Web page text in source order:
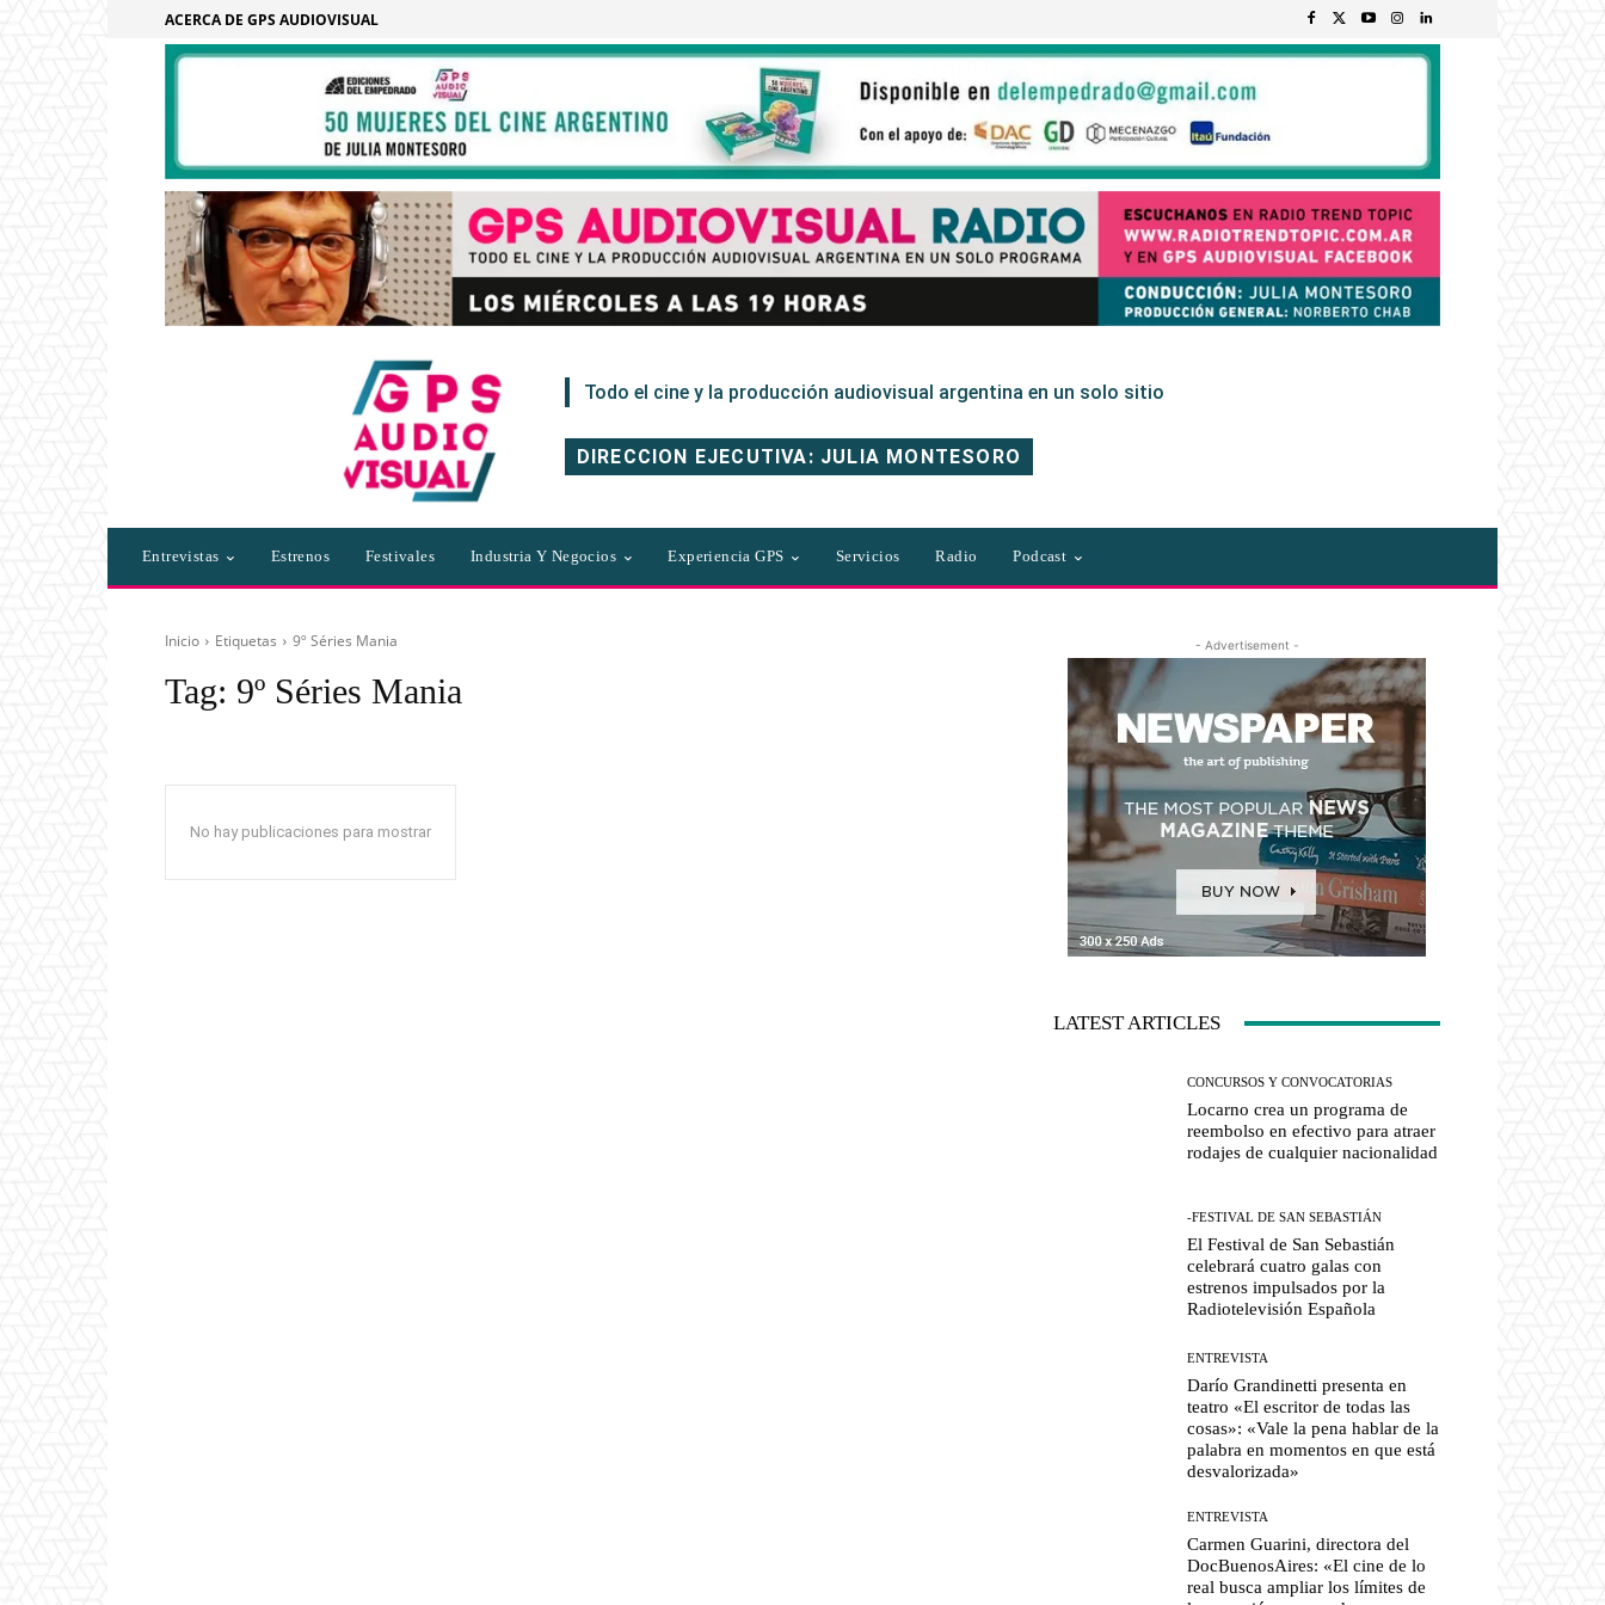
ACERCA DE GPS AUDIOVISUAL
Todo el cine y la producción audiovisual argentina en un solo sitio
DIRECCION EJECUTIVA: JULIA MONTESORO
Entrevistas Estrenos Festivales Industria Y Negocios Experiencia GPS Servicios Radio Podcast
Inicio Etiquetas 9º Séries Mania
Tag: 9º Séries Mania
No hay publicaciones para mostrar
- Advertisement -
LATEST ARTICLES
CONCURSOS Y CONVOCATORIAS
Locarno crea un programa de
reembolso en efectivo para atraer
rodajes de cualquier nacionalidad
-FESTIVAL DE SAN SEBASTIÁN
El Festival de San Sebastián
celebrará cuatro galas con
estrenos impulsados por la
Radiotelevisión Española
ENTREVISTA
Darío Grandinetti presenta en
teatro «El escritor de todas las
cosas»: «Vale la pena hablar de la
palabra en momentos en que está
desvalorizada»
ENTREVISTA
Carmen Guarini, directora del
DocBuenosAires: «El cine de lo
real busca ampliar los límites de